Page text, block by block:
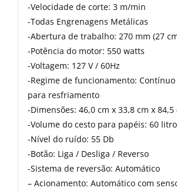
-Velocidade de corte: 3 m/min
-Todas Engrenagens Metálicas
-Abertura de trabalho: 270 mm (27
-Potência do motor: 550 watts
-Voltagem: 127 V / 60Hz
-Regime de funcionamento:
para resfriamento
-Dimensões: 46,0 cm x 33,8 cm x 84,5
-Volume do cesto para papéis: 60
-Nível do ruído: 55 Db
-Botão: Liga / Desliga / Reverso
-Sistema de reversão: Automático
– Acionamento: Automático com